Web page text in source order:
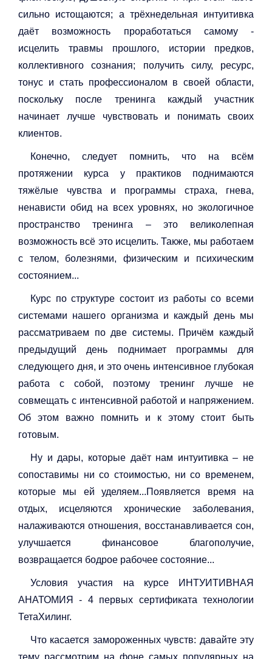
сильно истощаются; а трёхнедельная интуитивка
даёт возможность проработаться самому -
исцелить травмы прошлого, истории предков,
коллективного сознания; получить силу, ресурс,
тонус и стать профессионалом в своей области,
поскольку после тренинга каждый участник
начинает лучше чувствовать и понимать своих
клиентов.
Конечно, следует помнить, что на всём
протяжении курса у практиков поднимаются
тяжёлые чувства и программы страха, гнева,
ненависти обид на всех уровнях, но экологичное
пространство тренинга – это великолепная
возможность всë это исцелить. Также, мы работаем
с телом, болезнями, физическим и психическим
состоянием...
Курс по структуре состоит из работы со всеми
системами нашего организма и каждый день мы
рассматриваем по две системы. Причём каждый
предыдущий день поднимает программы для
следующего дня, и это очень интенсивное глубокая
работа с собой, поэтому тренинг лучше не
совмещать с интенсивной работой и напряжением.
Об этом важно помнить и к этому стоит быть
готовым.
Ну и дары, которые даёт нам интуитивка – не
сопоставимы ни со стоимостью, ни со временем,
которые мы ей уделяем...Появляется время на
отдых, исцеляются хронические заболевания,
налаживаются отношения, восстанавливается сон,
улучшается финансовое благополучие,
возвращается бодрое рабочее состояние...⠀
Условия участия на курсе ИНТУИТИВНАЯ
АНАТОМИЯ - 4 первых сертификата технологии
ТетаХилинг.⠀
Что касается замороженных чувств: давайте эту
тему рассмотрим на фоне самых популярных на